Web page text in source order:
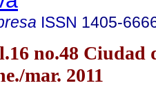
ISSN 1405-
no.48 Ciudad
mar. 2011